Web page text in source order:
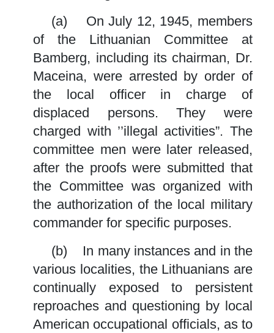
(a) On July 12, 1945, members
of the Lithuanian Committee at
Bamberg, including its chairman, Dr.
Maceina, were arrested by order of
the local officer in charge of
displaced persons. They were
charged with ’’illegal activities”. The
committee men were later released,
after the proofs were submitted that
the Committee was organized with
the authorization of the local military
commander for specific purposes.
(b) In many instances and in the
various localities, the Lithuanians are
continually exposed to persistent
reproaches and questioning by local
American occupational officials, as to